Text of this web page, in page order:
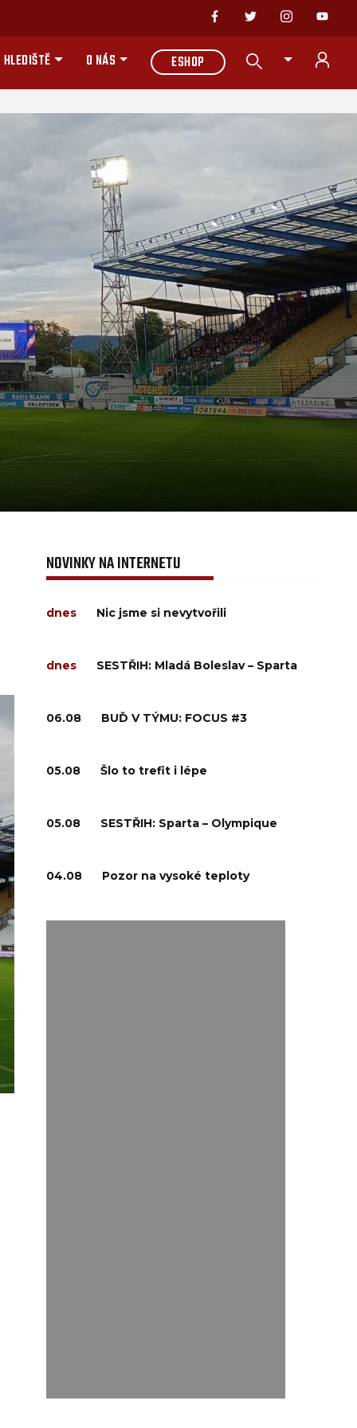
HLEDIŠTĚ O NÁS ESHOP
NOVINKY NA INTERNETU
dnes Nic jsme si nevytvořili
dnes SESTŘIH: Mladá Boleslav – Sparta
06.08 BUĎ V TÝMU: FOCUS #3
05.08 Šlo to trefit i lépe
05.08 SESTŘIH: Sparta – Olympique
04.08 Pozor na vysoké teploty